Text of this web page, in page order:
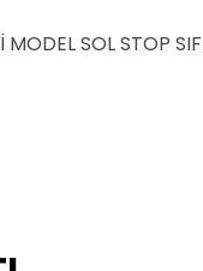
MODEL SOL STOP